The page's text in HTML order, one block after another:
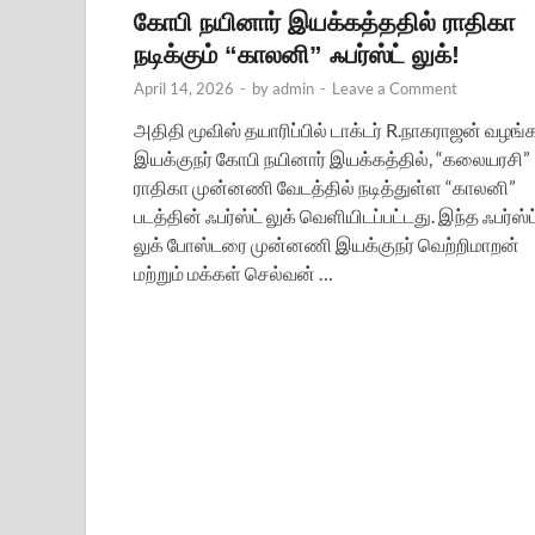
கோபி நயினார் இயக்கத்ததில் ராதிகா
நடிக்கும் “காலனி” ஃபர்ஸ்ட் லுக்!
April 14, 2026 - byadmin - Leave a Comment
அதிதி மூவிஸ் தயாரிப்பில் டாக்டர் R.நாகராஜன்
இயக்குநர் கோபி நயினார் இயக்கத்தில், “கலையரசி”
ராதிகா முன்னணி வேடத்தில் நடித்துள்ள “காலனி”
படத்தின் ஃபர்ஸ்ட் லுக் வெளியிடப்பட்டது. இந்த
லுக் போஸ்டரை முன்னணி இயக்குநர் வெற்றிமாறன்
மற்றும் மக்கள் செல்வன் …